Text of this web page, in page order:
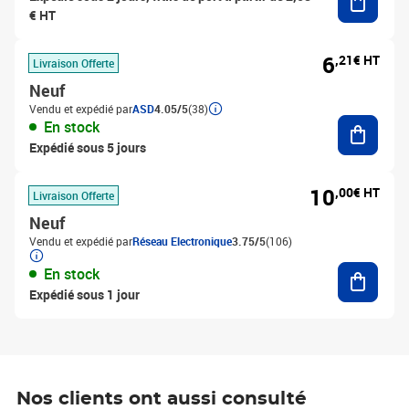
€ HT
Livraison Offerte
Neuf
Vendu et expédié parASD4.05/5(38)
En stock
Expédié sous 5 jours
6,21€ HT
Livraison Offerte
Neuf
Vendu et expédié parRéseau Electronique3.75/5(106)
En stock
Expédié sous 1 jour
10,00€ HT
Nos clients ont aussi consulté